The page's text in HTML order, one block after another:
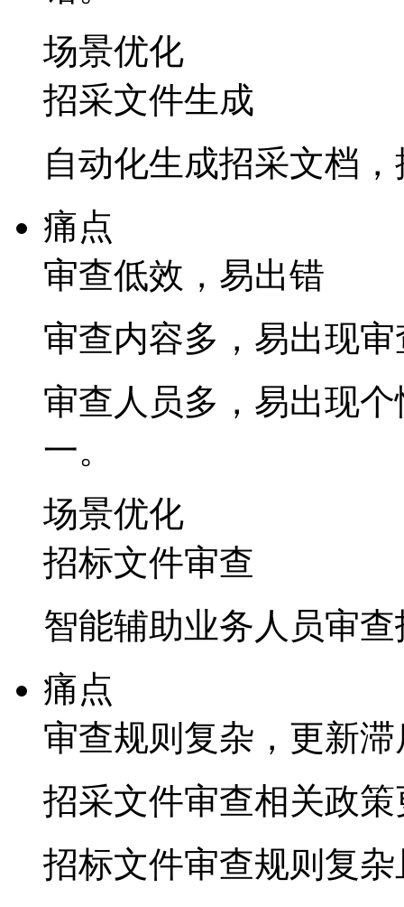
场景优化
招采文件生成
自动化生成招采文档
痛点
审查低效，易出错
审查内容多，易出
审查人员多，易出现
一。
场景优化
招标文件审查
智能辅助业务人员审查
痛点
审查规则复杂，更新
招采文件审查相关政
招标文件审查规则复